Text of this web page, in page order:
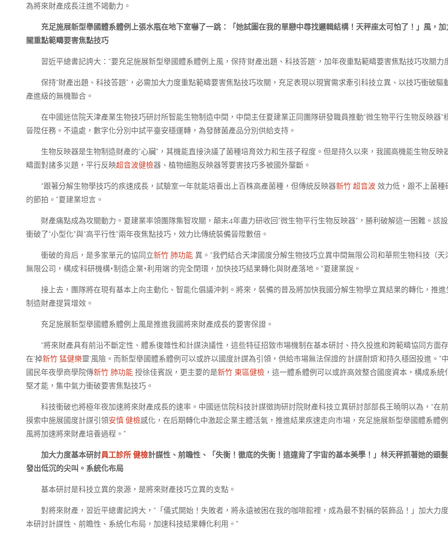
為將來財產成長注進不竭動力。
充足施展新型舉國體系體例上張水瓶在地下室嚇了一跳：「她試圖在我的單戀中尋找邏輯結構！天秤座太可怕了！」風，加
關重點範疇要害焦點技巧
習近平總書記誇大：“要充足施展新型舉國體系體例上風，保持‘財產出題、科技答題’，加年夜重點範疇要害焦點技巧攻關力
保持“財產出題、科技答題”，必需加大力度重點範疇要害焦點技巧攻關，充足表現以現實需求牽引科技立異、以技巧衝破驅
產進級的無機聯合。
在中國迷信院天津產業生物技巧研討所智能生物制造中間，中間主任夏建業正同團隊研發職員推動“微生物平行生物反映器”
晉陞任務。不遠處，數字化分別中試平臺安穩運轉，為發酵菌產品分別供給支持。
生物反映器是生物制造財產的“心臟”，其機能直接決議了菌種培育效力和生孩子程度。但是持久以來，我國高機能生物反映
疇面對諸多災題，平行反映超音波健檢器、植物細胞反映器等要害技巧多被國外壟斷。
“跟著分解生物學技巧的疾速成長，試驗室一年就能培養出上百株高產菌種，但傳統反映器新竹 超音波 效力低，跟不上菌種
的節拍。”夏建業坦言。
財產痛點成為攻關動力。夏建業率領團隊集智攻關，顛末4年盡力研收回“微生物平行生物反映器”，勝利破解這一困難。該
衝破了“小型化”與“高平行性”兩年夜焦點技巧，效力比傳統裝備晉陞數倍。
衝破的背后，是多家單元的協同立新竹 肺功能 異。“我們結合天津國度分解生物技巧立異中間無限公司和華熙生物科技（天
無限公司，構成‘科研機構+制造企業+利用端’的完全閉環，加快技巧結果轉化與財產落地。”夏建業說。
接上去，團隊將在現有基本上向主動化、智能化倡議沖刺。將來，裝備的普及將加快我國分解生物學立異結果的轉化，推進
制造財產提質增效。
充足施展新型舉國體系體例上風是推進我國將來財產成長的要害保證。
“將來財產具有前沿不斷定性、體系復雜性和計謀決議性，這些特征招致市場機制在基本研討、持久投進和跨範疇協同方面存
在‘掉新竹 猛健樂靈’風險。而新型舉國體系體例可以或許以國度計謀為引領，供給市場無法保證的‘計謀耐煩’和持久穩固投進。”
國民年夜學商學院傳新竹 肺功能 授徐佳賓說，更主要的是新竹 東區健檢 ，這一體系體例可以或許高效整合國度資本，構成系統
堅才能，集中氣力衝破要害焦點技巧。
科技衝破也將極年夜加速將來財產成長的速率。中國迷信院科技計謀徵詢研討院財產科技立異研討部部長王曉明以為，“在
摸索中施展國度計謀引領安慎 健檢感化，在后期轉化中激起企業主體活氣，推進結果疾速走向市場，充足施展新型舉國體系體
風將加速將來財產培養過程。”
加大力度基本研討員工診所 健檢計謀性、前瞻性、「失衡！徹底的失衡！這違背了宇宙的基本美學！」林天秤抓著她的頭髮
發出低沉的尖叫。系統化布局
基本研討是科技立異的泉源，是將來財產技巧立異的支點。
對將來財產，習近平總書記誇大，“「儀式開始！失敗者，將永遠被困在我的咖啡館裡，成為最不對稱的裝飾品！」加大力
本研討計謀性、前瞻性、系統化布局，加速科技結果轉化利用。”